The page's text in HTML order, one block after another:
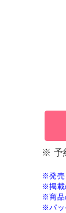
※ 予
※発売
※掲載
※商品
※パッ